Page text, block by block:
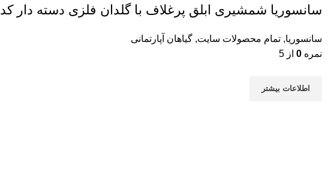
سانسوریا شمشیری ابلق پرغلاف با گلدان فلزی دسته دار کد 1016
سانسوریا, تمام محصولات سایت, گیاهان آپارتمانی
نمره 0 از 5
اطلاعات بیشتر